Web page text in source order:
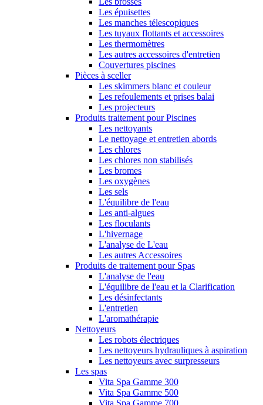
Les épuisettes
Les manches télescopiques
Les tuyaux flottants et accessoires
Les thermomètres
Les autres accessoires d'entretien
Couvertures piscines
Pièces à sceller
Les skimmers blanc et couleur
Les refoulements et prises balai
Les projecteurs
Produits traitement pour Piscines
Les nettoyants
Le nettoyage et entretien abords
Les chlores
Les chlores non stabilisés
Les bromes
Les oxygènes
Les sels
L'équilibre de l'eau
Les anti-algues
Les floculants
L'hivernage
L'analyse de L'eau
Les autres Accessoires
Produits de traitement pour Spas
L'analyse de l'eau
L'équilibre de l'eau et la Clarification
Les désinfectants
L'entretien
L'aromathérapie
Nettoyeurs
Les robots électriques
Les nettoyeurs hydrauliques à aspiration
Les nettoyeurs avec surpresseurs
Les spas
Vita Spa Gamme 300
Vita Spa Gamme 500
Vita Spa Gamme 700